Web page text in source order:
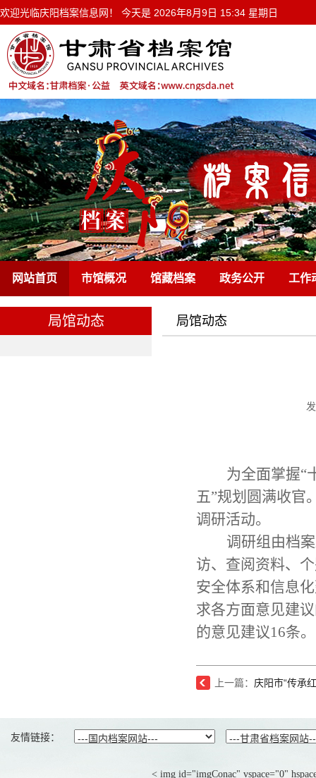
欢迎光临庆阳档案信息网！ 今天是 2026年8月9日 15:34 星期日
网站首页 市馆概况 馆藏档案 政务公开 工作
通知公告局馆动态 局馆动态
为全面掌握“
五”规划圆满收官
调研活动。
调研组由档
访、查阅资料、
安全体系和信息
求各方面意见建
的意见建议16条。
上一篇： 庆阳市“传承
友情链接：
< img id="imgConac" vspace="0"